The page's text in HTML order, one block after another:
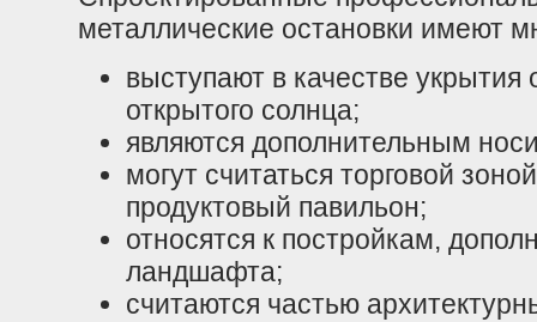
металлические остановки имеют
выступают в качестве
открытого солнца;
являются дополнительным
могут считаться торговой
продуктовый павильон;
относятся к постройкам,
ландшафта;
считаются частью